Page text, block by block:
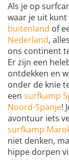
Als je op
waar je uit kunt
buitenland of
Nederland,
ons continent
Er zijn een
ontdekken en
onder de knie
een surfkamp
Noord-Spanje!
avontuur iets
surfkamp
niet denken,
hippe dorpen